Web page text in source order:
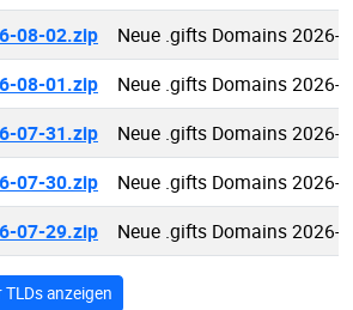
08-02.zip
Neue .gifts Domains 2026-
08-01.zip
Neue .gifts Domains 2026-
07-31.zip
Neue .gifts Domains 2026-
07-30.zip
Neue .gifts Domains 2026-
07-29.zip
Neue .gifts Domains 2026-
anzeigen